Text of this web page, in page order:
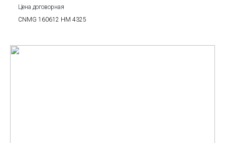
Цена договорная
CNMG 160612 HM 4325